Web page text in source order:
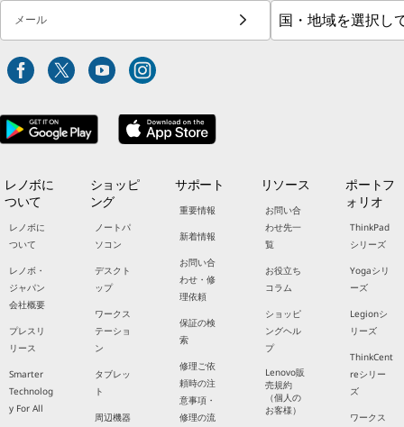
メール
レノボに
ついて
レノボに
ついて
レノボ・
ジャパン
会社概要
プレスリ
リース
Smarter
Technolog
y For All
ショッピ
ング
ノートパ
ソコン
デスクト
ップ
ワークス
テーショ
ン
タブレッ
ト
周辺機器
サポート
重要情報
新着情報
お問い合
わせ・修
理依頼
保証の検
索
修理ご依
頼時の注
意事項・
修理の流
リソース
お問い合
わせ先一
覧
お役立ち
コラム
ショッピ
ングヘル
プ
Lenovo販
売規約
（個人の
お客様）
ポートフ
ォリオ
ThinkPad
シリーズ
Yogaシリ
ーズ
Legionシ
リーズ
ThinkCent
reシリー
ズ
ワークス